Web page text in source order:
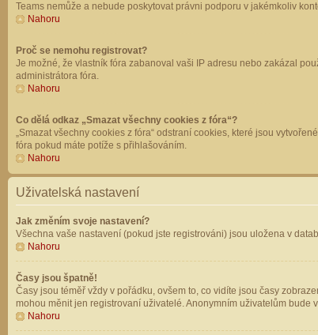
Teams nemůže a nebude poskytovat právni podporu v jakémkoliv
Nahoru
Proč se nemohu registrovat?
Je možné, že vlastník fóra zabanoval vaši IP adresu nebo zakázal
administrátora fóra.
Nahoru
Co dělá odkaz „Smazat všechny cookies z fóra“?
„Smazat všechny cookies z fóra“ odstraní cookies, které jsou
fóra pokud máte potíže s přihlašováním.
Nahoru
Uživatelská nastavení
Jak změním svoje nastavení?
Všechna vaše nastavení (pokud jste registrováni) jsou uložena v
Nahoru
Časy jsou špatně!
Časy jsou téměř vždy v pořádku, ovšem to, co vidíte jsou časy
mohou měnit jen registrovaní uživatelé. Anonymním uživatelům bude
Nahoru